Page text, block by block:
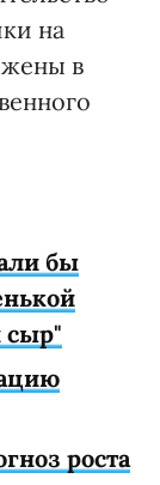
на
в
бы
роста